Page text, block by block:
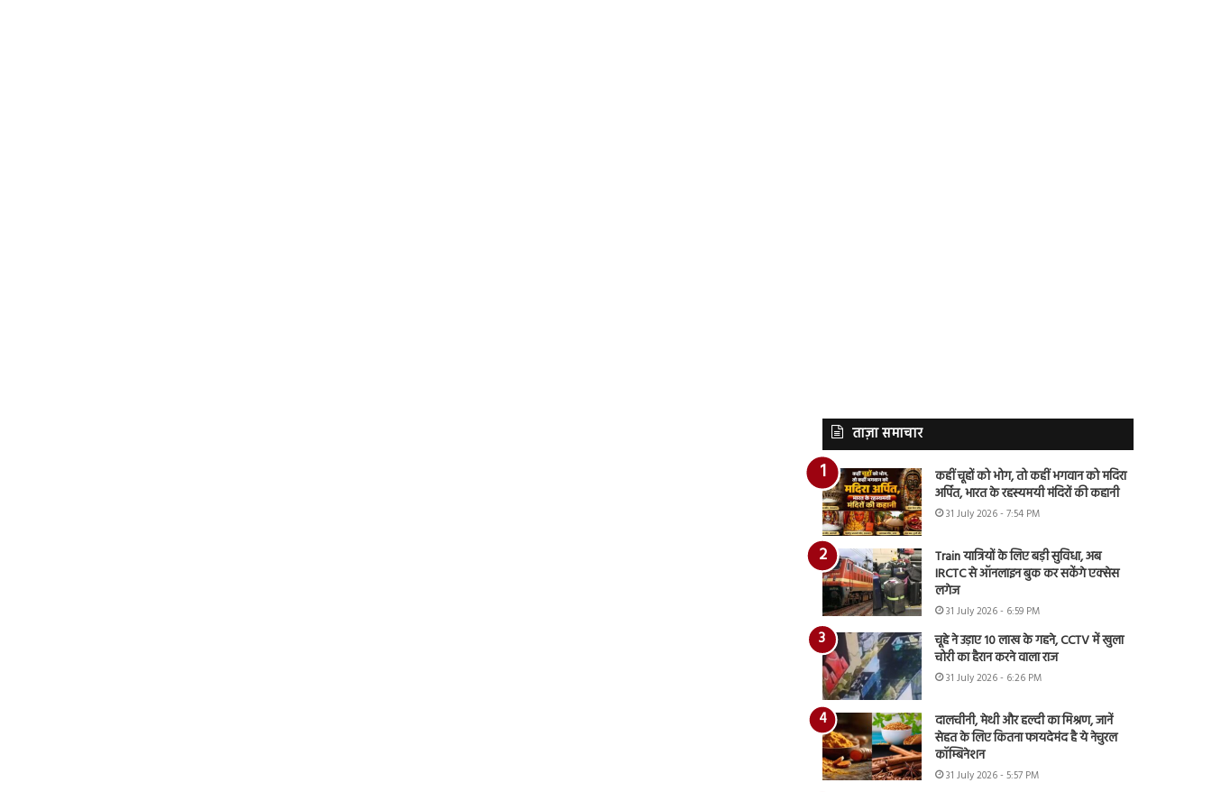
ताज़ा समाचार
कहीं चूहों को भोग, तो कहीं भगवान को मदिरा
अर्पित, भारत के रहस्यमयी मंदिरों की कहानी
31 July 2026 - 7:54 PM
Train यात्रियों के लिए बड़ी सुविधा, अब
IRCTC से ऑनलाइन बुक कर सकेंगे एक्सेस
लगेज
31 July 2026 - 6:59 PM
चूहे ने उड़ाए 10 लाख के गहने, CCTV में खुला
चोरी का हैरान करने वाला राज
31 July 2026 - 6:26 PM
दालचीनी, मेथी और हल्दी का मिश्रण, जानें
सेहत के लिए कितना फायदेमंद है ये नेचुरल
कॉम्बिनेशन
31 July 2026 - 5:57 PM